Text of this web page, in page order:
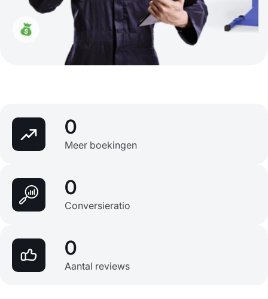
0
Meer boekingen
0
Conversieratio
0
Aantal reviews